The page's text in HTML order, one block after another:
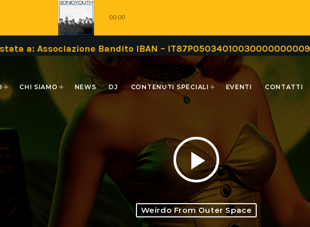
00:00
Bandito IBAN – IT87P0503401003000000000999 oppure
CHI SIAMO NEWS DJ CONTENUTI SPECIALI EVENTI CONTATTI
play_arrow
Weirdo From Outer Space